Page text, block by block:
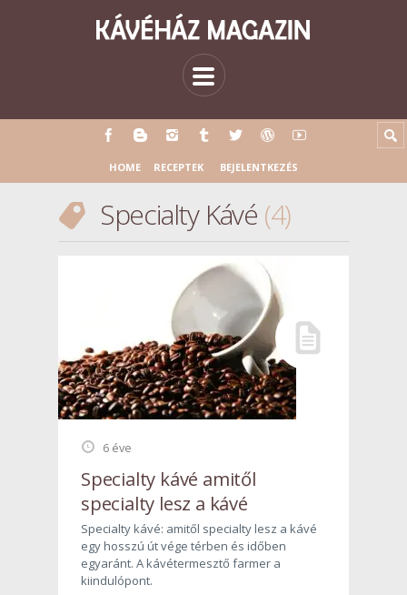
HOME RECEPTEK BEJELENTKEZÉS
Specialty Kávé 4
6 éve
Specialty kávé amitől
specialty lesz a kávé
Specialty kávé: amitől specialty lesz a kávé
egy hosszú út vége térben és időben
egyaránt. A kávétermesztő farmer a
kiindulópont.